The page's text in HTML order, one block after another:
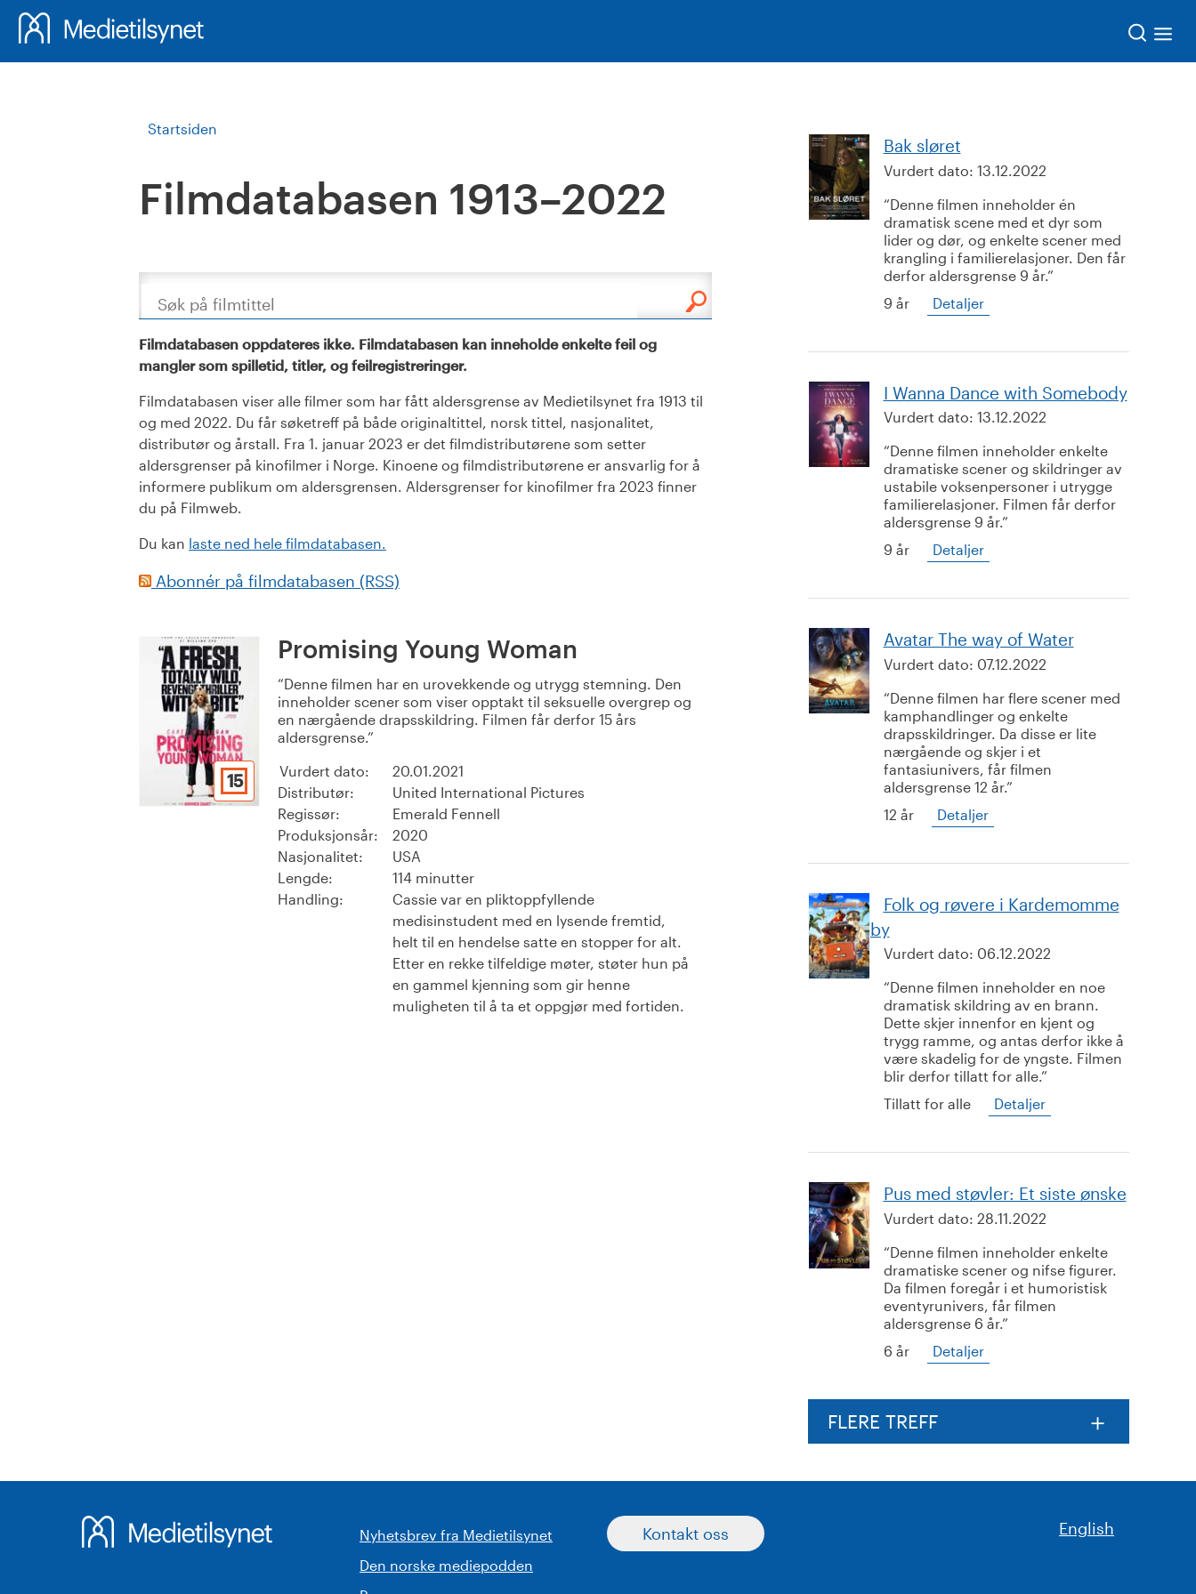
Startsiden
Filmdatabasen 1913–2022
Søk
Filmdatabasen oppdateres ikke. Filmdatabasen kan inneholde enkelte feil og
mangler som spilletid, titler, og feilregistreringer.
Filmdatabasen viser alle filmer som har fått aldersgrense av Medietilsynet fra 1913 til
og med 2022. Du får søketreff på både originaltittel, norsk tittel, nasjonalitet,
distributør og årstall. Fra 1. januar 2023 er det filmdistributørene som setter
aldersgrenser på kinofilmer i Norge. Kinoene og filmdistributørene er ansvarlig for å
informere publikum om aldersgrensen. Aldersgrenser for kinofilmer fra 2023 finner
du på Filmweb.
Du kan laste ned hele filmdatabasen.
Abonnér på filmdatabasen (RSS)
15
Promising Young Woman
Denne filmen har en urovekkende og utrygg stemning. Den
inneholder scener som viser opptakt til seksuelle overgrep og
en nærgående drapsskildring. Filmen får derfor 15 års
aldersgrense.
Vurdert dato:
20.01.2021
Distributør:
United International Pictures
Regissør:
Emerald Fennell
Produksjonsår:
2020
Nasjonalitet:
USA
Lengde:
114 minutter
Handling:
Cassie var en pliktoppfyllende
medisinstudent med en lysende fremtid,
helt til en hendelse satte en stopper for alt.
Etter en rekke tilfeldige møter, støter hun på
en gammel kjenning som gir henne
muligheten til å ta et oppgjør med fortiden.
Bak sløret
Vurdert dato: 13.12.2022
Denne filmen inneholder én
dramatisk scene med et dyr som
lider og dør, og enkelte scener med
krangling i familierelasjoner. Den får
derfor aldersgrense 9 år.
9 år
Detaljer
I Wanna Dance with Somebody
Vurdert dato: 13.12.2022
Denne filmen inneholder enkelte
dramatiske scener og skildringer av
ustabile voksenpersoner i utrygge
familierelasjoner. Filmen får derfor
aldersgrense 9 år.
9 år
Detaljer
Avatar The way of Water
Vurdert dato: 07.12.2022
Denne filmen har flere scener med
kamphandlinger og enkelte
drapsskildringer. Da disse er lite
nærgående og skjer i et
fantasiunivers, får filmen
aldersgrense 12 år.
12 år
Detaljer
Folk og røvere i Kardemomme
by
Vurdert dato: 06.12.2022
Denne filmen inneholder en noe
dramatisk skildring av en brann.
Dette skjer innenfor en kjent og
trygg ramme, og antas derfor ikke å
være skadelig for de yngste. Filmen
blir derfor tillatt for alle.
Tillatt for alle
Detaljer
Pus med støvler: Et siste ønske
Vurdert dato: 28.11.2022
Denne filmen inneholder enkelte
dramatiske scener og nifse figurer.
Da filmen foregår i et humoristisk
eventyrunivers, får filmen
aldersgrense 6 år.
6 år
Detaljer
FLERE TREFF
Nyhetsbrev fra Medietilsynet
Den norske mediepodden
Kontakt oss English